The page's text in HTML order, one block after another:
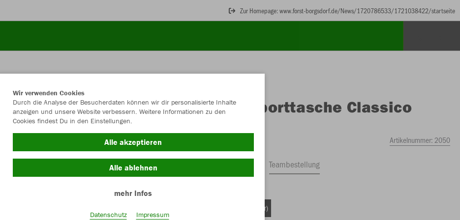
Zur Homepage: www.forst-borgsdorf.de/News/1720786533/1721038422/startseite
JAKO Sporttasche Classico
Artikelnummer: 2050
Teambestellung
Bambini (ca. 24 Liter)
Wir verwenden Cookies
Durch die Analyse der Besucherdaten können wir dir personalisierte Inhalte
anzeigen und unsere Website verbessern. Weitere Informationen zu den
Cookies findest Du in den Einstellungen.
Alle akzeptieren
Alle ablehnen
mehr Infos
Datenschutz Impressum